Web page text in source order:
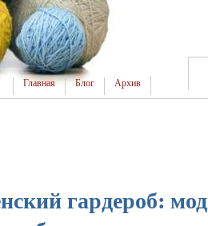
Главная Блог Архив
гардероб: